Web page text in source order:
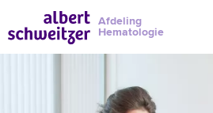
Afdeling
Hematologie
Behandelteam